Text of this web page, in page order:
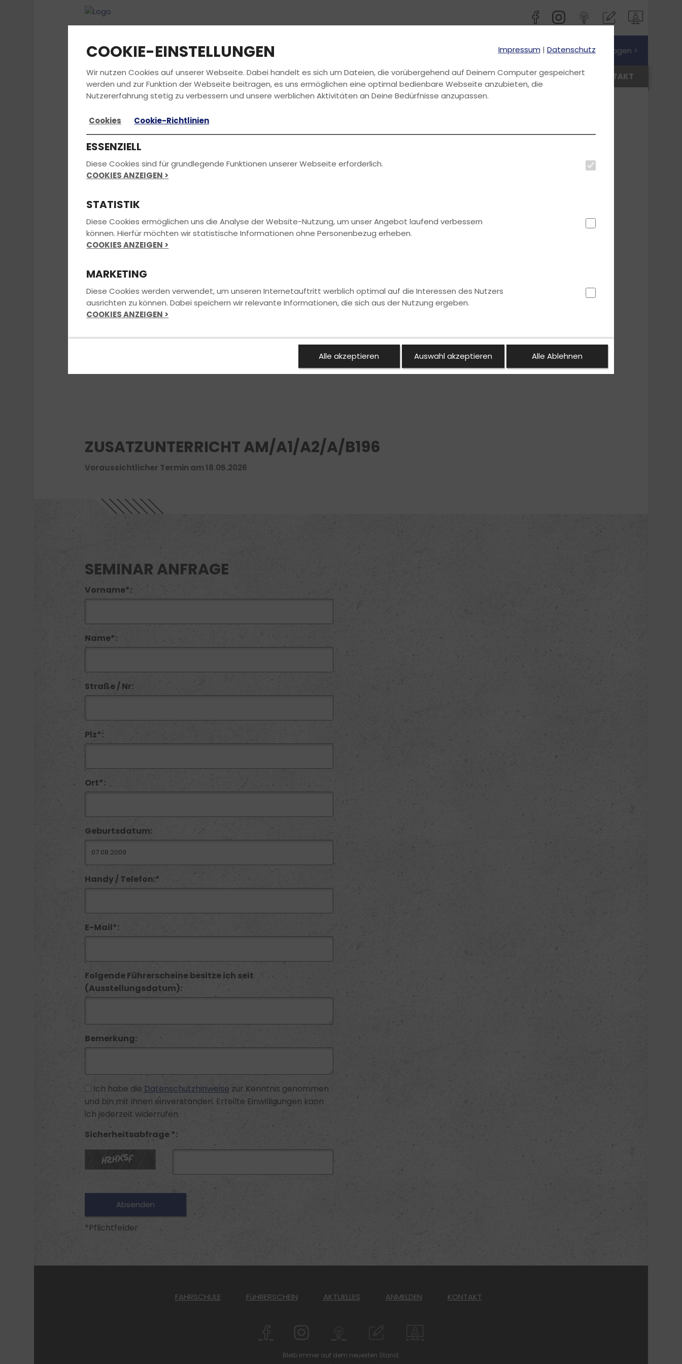
Jetzt Preis anfragen >
FAHRSCHULE FÜHRERSCHEIN AKTUELLES ANMELDEN KONTAKT
ZUSATZUNTERRICHT AM/A1/A2/A/B196
Voraussichtlicher Termin am 18.05.2026
SEMINAR ANFRAGE
Vorname*:
Name*:
Straße / Nr:
Plz*:
Ort*:
Geburtsdatum:
Handy / Telefon:*
E-Mail*:
Folgende Führerscheine besitze ich seit
(Ausstellungsdatum):
Bemerkung:
Ich habe die Datenschutzhinweise zur Kenntnis genommen
und bin mit ihnen einverstanden. Erteilte Einwilligungen kann
ich jederzeit widerrufen.
Sicherheitsabfrage *:
*Pflichtfelder
FAHRSCHULE FüHRERSCHEIN AKTUELLES ANMELDEN KONTAKT
Bleib immer auf dem neuesten Stand:
COOKIE-EINSTELLUNGEN Impressum | Datenschutz
Wir nutzen Cookies auf unserer Webseite. Dabei handelt es sich um Dateien, die vorübergehend auf Deinem Computer gespeichert
werden und zur Funktion der Webseite beitragen, es uns ermöglichen eine optimal bedienbare Webseite anzubieten, die
Nutzererfahrung stetig zu verbessern und unsere werblichen Aktivitäten an Deine Bedürfnisse anzupassen.
Cookies Cookie-Richtlinien
ESSENZIELL
Diese Cookies sind für grundlegende Funktionen unserer Webseite erforderlich.
COOKIES ANZEIGEN >
STATISTIK
Diese Cookies ermöglichen uns die Analyse der Website-Nutzung, um unser Angebot laufend verbessern
können. Hierfür möchten wir statistische Informationen ohne Personenbezug erheben.
COOKIES ANZEIGEN >
MARKETING
Diese Cookies werden verwendet, um unseren Internetauftritt werblich optimal auf die Interessen des Nutzers
ausrichten zu können. Dabei speichern wir relevante Informationen, die sich aus der Nutzung ergeben.
COOKIES ANZEIGEN >
Alle akzeptieren Auswahl akzeptieren Alle Ablehnen